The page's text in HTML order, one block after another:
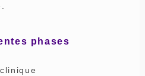
phases